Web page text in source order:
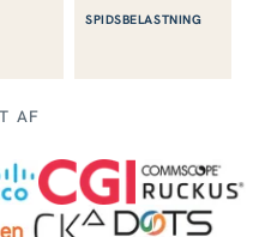
SPIDSBELASTNING
AF